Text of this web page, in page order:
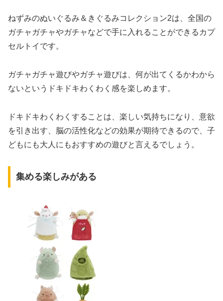
ねずみのぬいぐるみ＆きぐるみコレクション2は、全国の
ガチャガチャやガチャなどで手に入れることができるカプ
セルトイです。
ガチャガチャ遊びやガチャ遊びは、何が出てくるかわから
ないというドキドキわくわく感を楽しめます。
ドキドキわくわくすることは、楽しい気持ちになり、意欲
を引き出す、脳の活性化などの効果が期待できるので、子
どもにも大人にもおすすめの遊びと言えるでしょう。
集める楽しみがある